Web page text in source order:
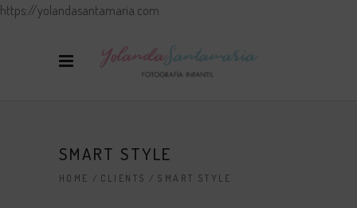
https://yolandasantamaria.com
SMART STYLE
HOME / CLIENTS / SMART STYLE